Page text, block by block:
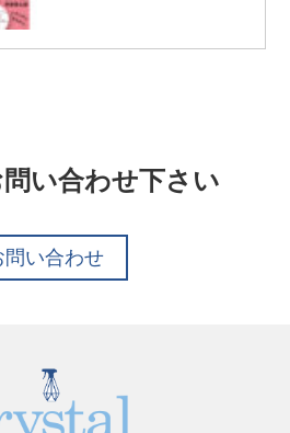
い合わせ下さい
問い合わせ